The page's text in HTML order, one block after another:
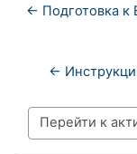
← Подготовка к
←
Перейти к